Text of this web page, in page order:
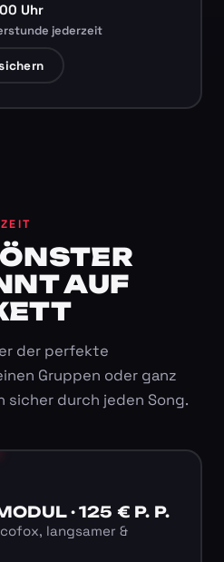
Uhr
jederzeit
AUF
der perfekte
Gruppen oder ganz
sicher durch jeden Song.
· 125 € P. P.
langsamer &